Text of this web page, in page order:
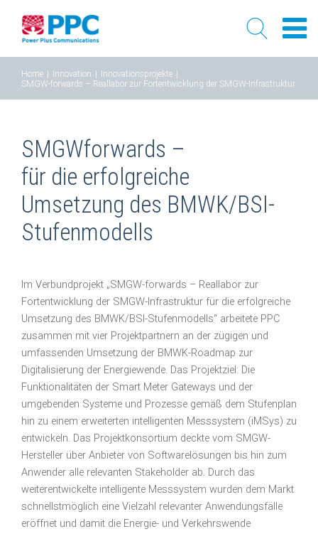
content
Home Innovation Innovationsprojekte
SMGW-forwards – Reallabor zur Fortentwicklung der SMGW-Infrastruktur
SMGWforwards –
für die erfolgreiche
Umsetzung des BMWK/BSI-
Stufenmodells
Im Verbundprojekt „SMGW-forwards – Reallabor zur
Fortentwicklung der SMGW-Infrastruktur für die erfolgreiche
Umsetzung des BMWK/BSI-Stufenmodells“ arbeitete PPC
zusammen mit vier Projektpartnern an der zügigen und
umfassenden Umsetzung der BMWK-Roadmap zur
Digitalisierung der Energiewende. Das Projektziel: Die
Funktionalitäten der Smart Meter Gateways und der
umgebenden Systeme und Prozesse gemäß dem Stufenplan
hin zu einem erweiterten intelligenten Messsystem (iMSys) zu
entwickeln. Das Projektkonsortium deckte vom SMGW-
Hersteller über Anbieter von Softwarelösungen bis hin zum
Anwender alle relevanten Stakeholder ab. Durch das
weiterentwickelte intelligente Messsystem wurden dem Markt
schnellstmöglich eine Vielzahl relevanter Anwendungsfälle
eröffnet und damit die Energie- und Verkehrswende